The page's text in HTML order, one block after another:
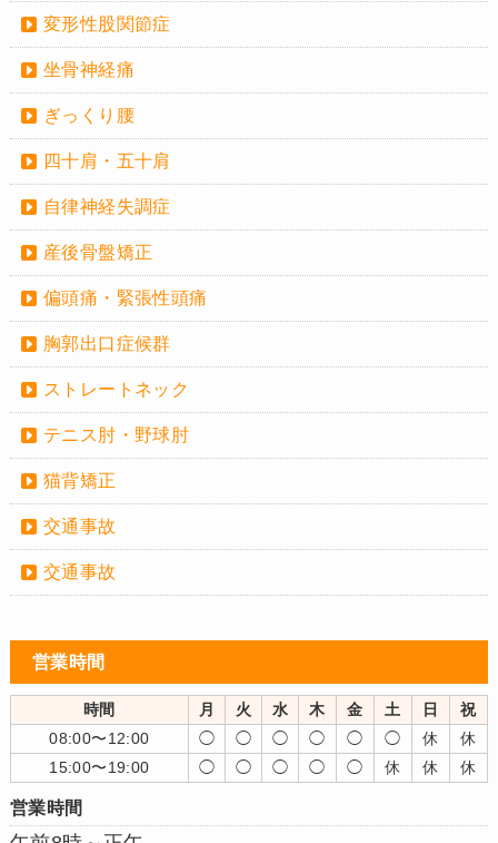
変形性股関節症
坐骨神経痛
ぎっくり腰
四十肩・五十肩
自律神経失調症
産後骨盤矯正
偏頭痛・緊張性頭痛
胸郭出口症候群
ストレートネック
テニス肘・野球肘
猫背矯正
交通事故
交通事故
営業時間
時間 月 火 水 木 金 土 日
祝
08:00〜12:00
◯ ◯ ◯ ◯ ◯ ◯ 休
休
15:00〜19:00
◯ ◯ ◯ ◯ ◯ 休 休 休
営業時間